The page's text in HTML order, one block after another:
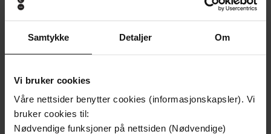
Samtykke Detaljer Om
Vi bruker cookies
Våre nettsider benytter cookies (informasjonskapsler). Vi
bruker cookies til:
Nødvendige funksjoner på nettsiden (Nødvendige)
Andre har også kjøpt
Vinner av Rivertonprisen
Første gang på tilbud